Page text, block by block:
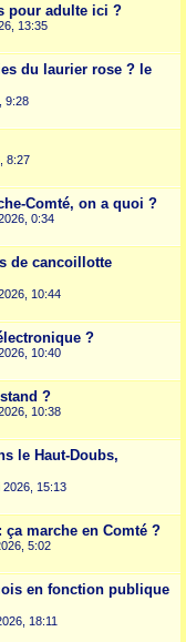
pour adulte ici ?
13:35
du laurier rose ? le
9:28
8:27
Comté, on a quoi ?
0:34
de cancoillotte
10:44
?
10:40
?
10:38
le Haut-Doubs,
2026, 15:13
marche en Comté ?
5:02
en fonction publique
18:11